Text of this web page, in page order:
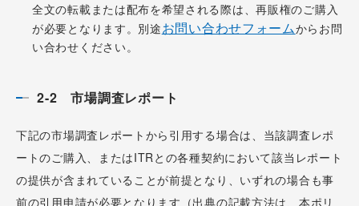
全文の転載または配布を希望される際は、再販権のご購入
が必要となります。別途お問い合わせフォームからお問
い合わせください。
2-2 市場調査レポート
下記の市場調査レポートから引用する場合は、当該調査レポ
ートのご購入、またはITRとの各種契約において該当レポート
の提供が含まれていることが前提となり、いずれの場合も事
前の引用申請が必要となります（出典の記載方法は、本ポリ